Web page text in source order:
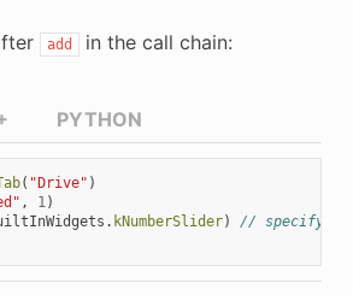
add in the call chain:
( "Drive" )
, 1)
. kNumberSlider)
// specify
PYTHON